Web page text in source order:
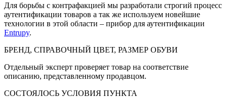
Для борьбы с контрафакцией мы разработали строгий процесс
аутентификации товаров а так же используем новейшие
технологии в этой области – прибор для аутентификации
Entrupy.
БРЕНД, СПРАВОЧНЫЙ ЦВЕТ, РАЗМЕР ОБУВИ
Отдельный эксперт проверяет товар на соответствие
описанию, представленному продавцом.
СОСТОЯЛОСЬ УСЛОВИЯ ПУНКТА